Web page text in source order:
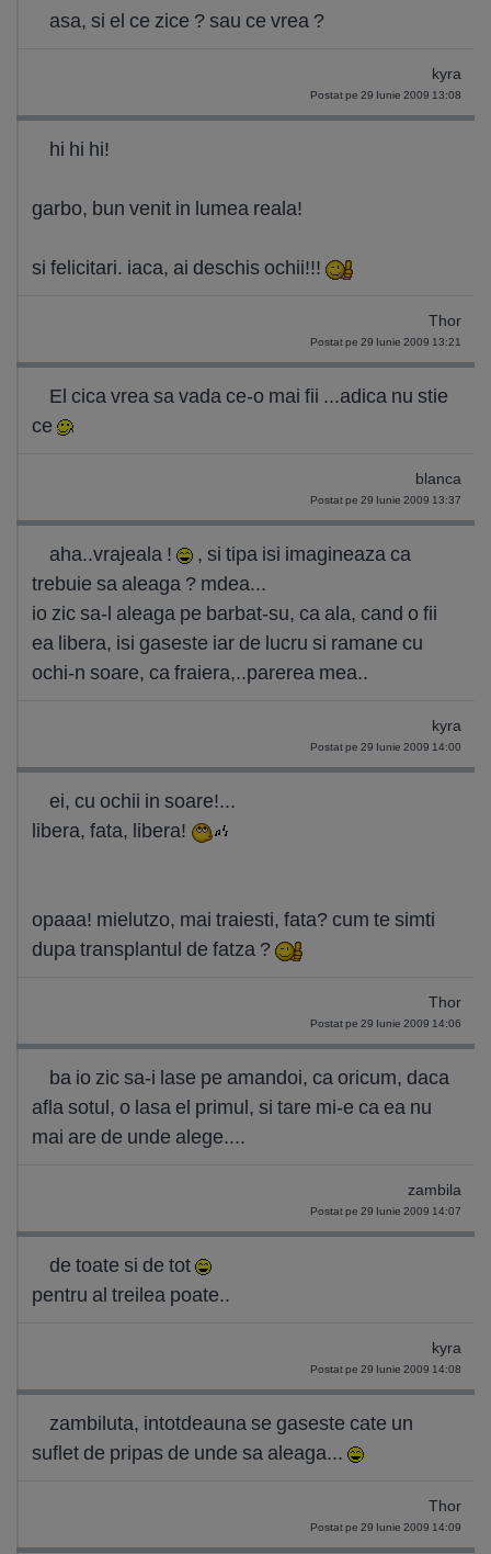
asa, si el ce zice ? sau ce vrea ?
kyra
Postat pe 29 Iunie 2009 13:08
hi hi hi!
garbo, bun venit in lumea reala!
si felicitari. iaca, ai deschis ochii!!!
Thor
Postat pe 29 Iunie 2009 13:21
El cica vrea sa vada ce-o mai fii ...adica nu stie
ce
blanca
Postat pe 29 Iunie 2009 13:37
aha..vrajeala !
, si tipa isi imagineaza ca
trebuie sa aleaga ? mdea...
io zic sa-l aleaga pe barbat-su, ca ala, cand o fii
ea libera, isi gaseste iar de lucru si ramane cu
ochi-n soare, ca fraiera,..parerea mea..
kyra
Postat pe 29 Iunie 2009 14:00
ei, cu ochii in soare!...
libera, fata, libera!
opaaa! mielutzo, mai traiesti, fata? cum te simti
dupa transplantul de fatza ?
Thor
Postat pe 29 Iunie 2009 14:06
ba io zic sa-i lase pe amandoi, ca oricum, daca
afla sotul, o lasa el primul, si tare mi-e ca ea nu
mai are de unde alege....
zambila
Postat pe 29 Iunie 2009 14:07
de toate si de tot
pentru al treilea poate..
kyra
Postat pe 29 Iunie 2009 14:08
zambiluta, intotdeauna se gaseste cate un
suflet de pripas de unde sa aleaga...
Thor
Postat pe 29 Iunie 2009 14:09